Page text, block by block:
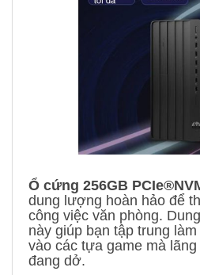
Ổ cứng 256GB
dung lượng hoàn hảo để
công việc văn phòng.
này giúp bạn tập trung
vào các tựa game mà
đang dở.